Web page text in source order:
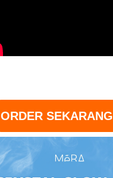
ORDER SEKARANG